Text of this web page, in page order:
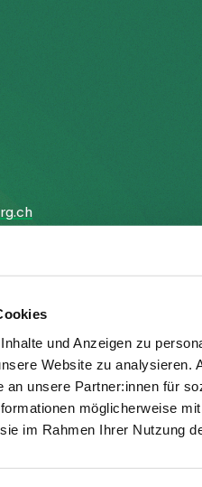
und Anzeigen zu
Website zu
an unsere Partner:innen für
möglicherweise
im Rahmen Ihrer Nutzung